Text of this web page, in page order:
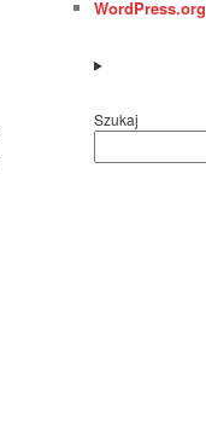
WordPress.org
Szukaj